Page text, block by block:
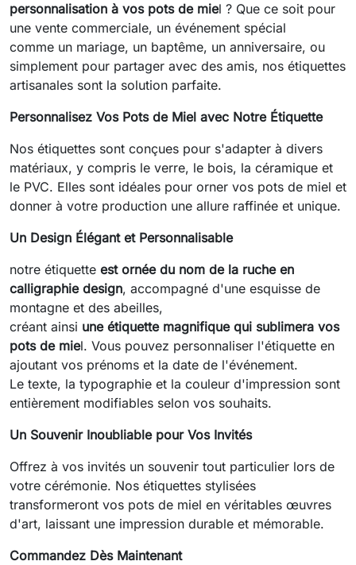
personnalisation à vos pots de miel ? Que ce soit pour
une vente commerciale, un événement spécial
comme un mariage, un baptême, un anniversaire, ou
simplement pour partager avec des amis, nos étiquettes
artisanales sont la solution parfaite.
Personnalisez Vos Pots de Miel avec Notre Étiquette
Nos étiquettes sont conçues pour s'adapter à divers
matériaux, y compris le verre, le bois, la céramique et
le PVC. Elles sont idéales pour orner vos pots de miel et
donner à votre production une allure raffinée et unique.
Un Design Élégant et Personnalisable
notre étiquette est ornée du nom de la ruche en
calligraphie design, accompagné d'une esquisse de
montagne et des abeilles,
créant ainsi une étiquette magnifique qui sublimera vos
pots de miel. Vous pouvez personnaliser l'étiquette en
ajoutant vos prénoms et la date de l'événement.
Le texte, la typographie et la couleur d'impression sont
entièrement modifiables selon vos souhaits.
Un Souvenir Inoubliable pour Vos Invités
Offrez à vos invités un souvenir tout particulier lors de
votre cérémonie. Nos étiquettes stylisées
transformeront vos pots de miel en véritables œuvres
d'art, laissant une impression durable et mémorable.
Commandez Dès Maintenant